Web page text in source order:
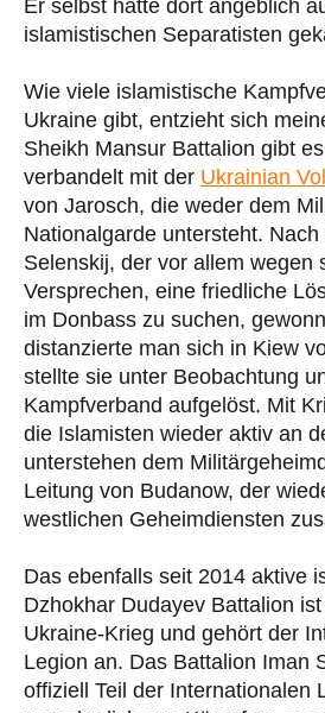
Er selbst hatte dort angeblich
islamistischen Separatisten
Wie viele islamistische
Ukraine gibt, entzieht sich
Sheikh Mansur Battalion gibt
verbandelt mit der Ukrainian
von Jarosch, die weder dem
Nationalgarde untersteht.
Selenskij, der vor allem wegen
Versprechen, eine friedliche
im Donbass zu suchen,
distanzierte man sich in Kiew
stellte sie unter Beobachtung
Kampfverband aufgelöst. Mit
die Islamisten wieder aktiv an
unterstehen dem
Leitung von Budanow, der
westlichen Geheimdiensten
Das ebenfalls seit 2014 aktive
Dzhokhar Dudayev Battalion
Ukraine-Krieg und gehört der
Legion an. Das Battalion Iman
offiziell Teil der Internationalen